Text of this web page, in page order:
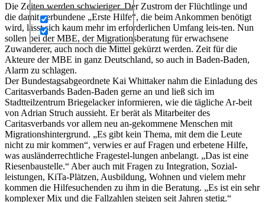
Die Zeiten werden schwieriger. Der Zustrom der Flüchtlinge und
die damit verbundene „Erste Hilfe“, die beim Ankommen benötigt
wird, lässt sich kaum mehr im erforderlichen Umfang leis-ten. Nun
sollen bei der MBE, der Migrationsberatung für erwachsene
Zuwanderer, auch noch die Mittel gekürzt werden. Zeit für die
Akteure der MBE in ganz Deutschland, so auch in Baden-Baden,
Alarm zu schlagen.
Der Bundestagsabgeordnete Kai Whittaker nahm die Einladung des
Caritasverbands Baden-Baden gerne an und ließ sich im
Stadtteilzentrum Briegelacker informieren, wie die tägliche Ar-beit
von Adrian Struch aussieht. Er berät als Mitarbeiter des
Caritasverbands vor allem neu an-gekommene Menschen mit
Migrationshintergrund. „Es gibt kein Thema, mit dem die Leute
nicht zu mir kommen“, verwies er auf Fragen und erbetene Hilfe,
was ausländerrechtliche Fragestel-lungen anbelangt. „Das ist eine
Riesenbaustelle.“ Aber auch mit Fragen zu Integration, Sozial-
leistungen, KiTa-Plätzen, Ausbildung, Wohnen und vielem mehr
kommen die Hilfesuchenden zu ihm in die Beratung. „Es ist ein sehr
komplexer Mix und die Fallzahlen steigen seit Jahren stetig.“